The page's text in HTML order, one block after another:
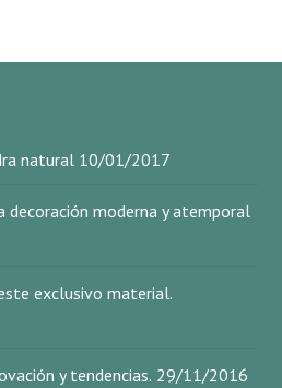
natural 10/01/2017
decoración moderna y atemporal
exclusivo material.
y tendencias. 29/11/2016